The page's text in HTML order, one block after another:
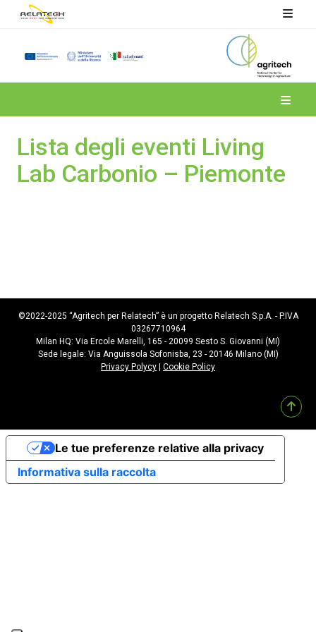
Lista degli eventi Living
Lab Carbonio – Piemonte
©2022-2025 “Agritech per Relatech” è un progetto Relatech S.p.A. - P.IVA
03267710964
Milan HQ: Via Ercole Marelli, 165 - 20099 Sesto S. Giovanni (MI)
Sede legale: Via Anguissola Sofonisba, 23 - 20146 Milano (MI)
Privacy Polycy
Cookie Policy
Informativa sulla raccolta
Le tue preferenze relative alla privacy